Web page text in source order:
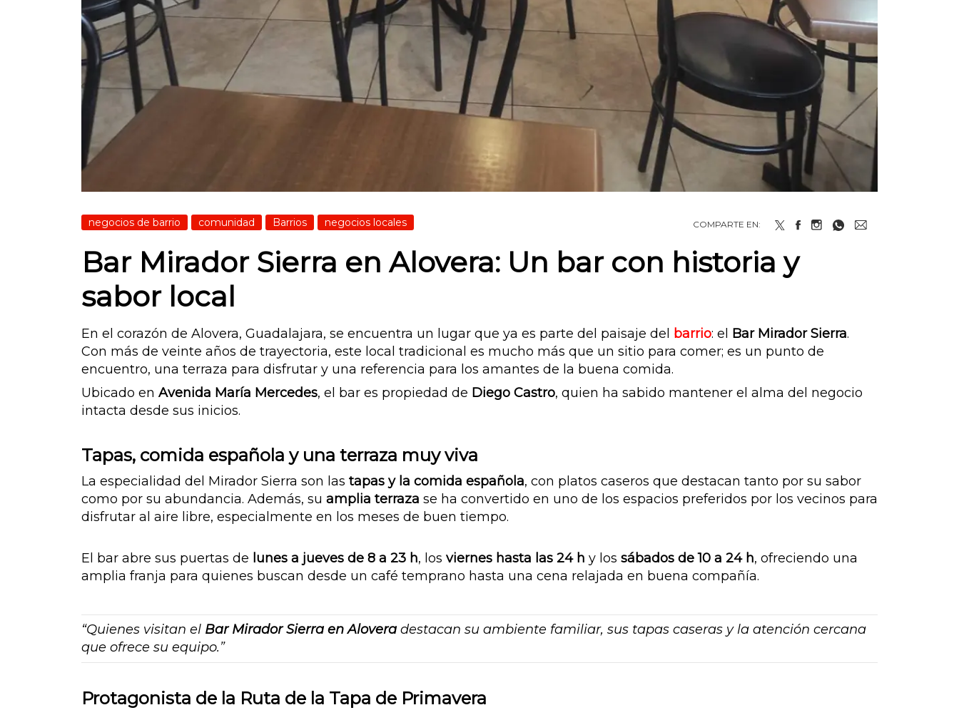
negocios de barrio comunidad Barrios negocios locales COMPARTE EN:
Bar Mirador Sierra en Alovera: Un bar con historia y
sabor local
En el corazón de Alovera, Guadalajara, se encuentra un lugar que ya es parte del paisaje del barrio: el Bar Mirador Sierra.
Con más de veinte años de trayectoria, este local tradicional es mucho más que un sitio para comer; es un punto de
encuentro, una terraza para disfrutar y una referencia para los amantes de la buena comida.
Ubicado en Avenida María Mercedes, el bar es propiedad de Diego Castro, quien ha sabido mantener el alma del negocio
intacta desde sus inicios.
Tapas, comida española y una terraza muy viva
La especialidad del Mirador Sierra son las tapas y la comida española, con platos caseros que destacan tanto por su sabor
como por su abundancia. Además, su amplia terraza se ha convertido en uno de los espacios preferidos por los vecinos para
disfrutar al aire libre, especialmente en los meses de buen tiempo.
El bar abre sus puertas de lunes a jueves de 8 a 23 h, los viernes hasta las 24 h y los sábados de 10 a 24 h, ofreciendo una
amplia franja para quienes buscan desde un café temprano hasta una cena relajada en buena compañía.
“Quienes visitan el Bar Mirador Sierra en Aloveradestacan su ambiente familiar, sus tapas caseras y la atención cercana
que ofrece su equipo.”
Protagonista de la Ruta de la Tapa de Primavera